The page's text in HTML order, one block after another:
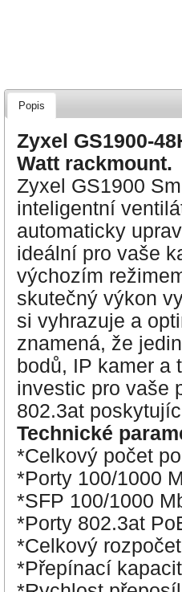
Popis
Zyxel GS1900-
Watt rackmount.
Zyxel GS1900
inteligentní
automaticky
ideální pro vaše
výchozím
skutečný výkon
si vyhrazuje a
znamená, že
bodů, IP kamer a
investic pro vaše
802.3at
Technické
*Celkový počet
*Porty 100/1000
*SFP 100/1000
*Porty 802.3at
*Celkový
*Přepínací